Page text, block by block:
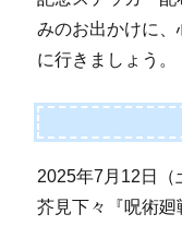
みのお出かけに、
に行きましょう。
2025年7月12日（
芥見下々『呪術廻